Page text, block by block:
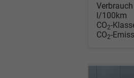
l/100km
CO2-
CO2-